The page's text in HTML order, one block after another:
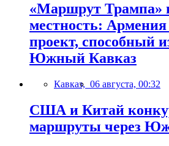
«Маршрут Трампа»
местность: Армения
проект, способный
Южный Кавказ
Кавказ, 06 августа, 00:32
США и Китай
маршруты через